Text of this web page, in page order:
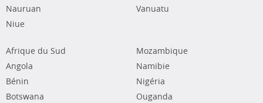
Nauruan
Niue
Vanuatu
Afrique du Sud
Angola
Bénin
Botswana
Mozambique
Namibie
Nigéria
Ouganda